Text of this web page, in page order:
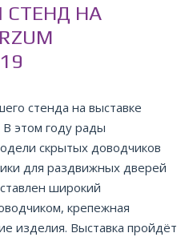
СТЕНД НА
стенда на выставке
этом году рады
скрытых доводчиков
для раздвижных дверей
широкий
крепежная
изделия. Выставка пройдёт